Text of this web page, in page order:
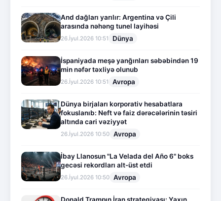
And dağları yarılır: Argentina və Çili
arasında nəhəng tunel layihəsi
26.İyul.2026 10:51 Dünya
İspaniyada meşə yanğınları səbəbindən 19
min nəfər təxliyə olunub
26.İyul.2026 10:51 Avropa
Dünya birjaları korporativ hesabatlara
fokuslanıb: Neft və faiz dərəcələrinin təsiri
altında cari vəziyyət
26.İyul.2026 10:50 Avropa
İbay Llanosun "La Velada del Año 6" boks
gecəsi rekordları alt-üst etdi
26.İyul.2026 10:50 Avropa